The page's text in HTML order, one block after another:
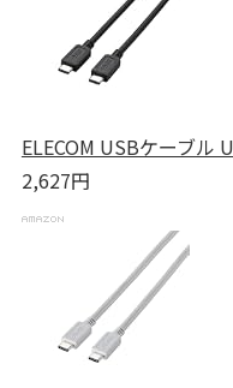
ELECOM USBケーブル
2,627円